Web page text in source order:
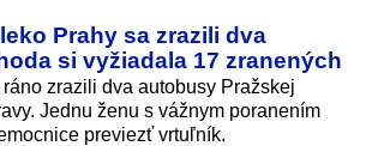
Prahy sa zrazili dva
si vyžiadala 17 zranených
zrazili dva autobusy Pražskej
Jednu ženu s vážnym poranením
previezť vrtuľník.